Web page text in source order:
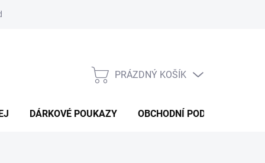
NÁKUPNÍ
PRÁZDNÝ KOŠÍK
DÁRKOVÉ POUKAZY OBCHODNÍ PODMÍNKY